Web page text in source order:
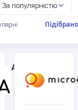
За популярністю
AviraCredit